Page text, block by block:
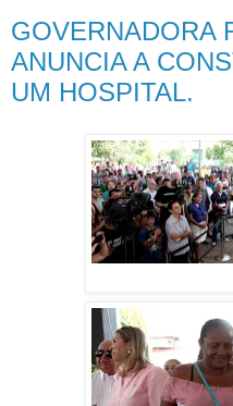
GOVERNADORA
ANUNCIA A
UM HOSPITAL.